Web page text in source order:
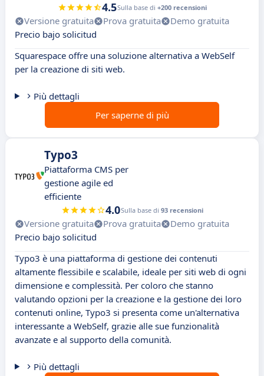
4.5Sulla base di +200 recensioni
Versione gratuita Prova gratuita
Demo gratuita
Precio bajo solicitud
Squarespace offre una soluzione alternativa a WebSelf
per la creazione di siti web.
Più dettagli
Per saperne di più
Typo3
Piattaforma CMS per
gestione agile ed
efficiente
4.0Sulla base di 93 recensioni
Versione gratuita Prova gratuita
Demo gratuita
Precio bajo solicitud
Typo3 è una piattaforma di gestione dei contenuti
altamente flessibile e scalabile, ideale per siti web di ogni
dimensione e complessità. Per coloro che stanno
valutando opzioni per la creazione e la gestione dei loro
contenuti online, Typo3 si presenta come un'alternativa
interessante a WebSelf, grazie alle sue funzionalità
avanzate e al supporto della comunità.
Più dettagli